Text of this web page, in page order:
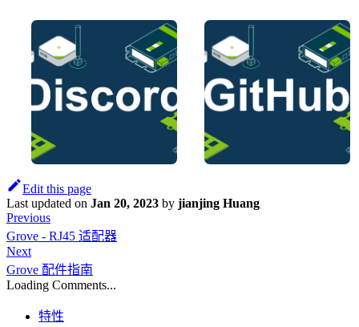
Edit this page
Last updated on Jan 20, 2023 by jianjing Huang
Previous
Grove - RJ45 适配器
Next
Grove 配件指南
Loading Comments...
特性